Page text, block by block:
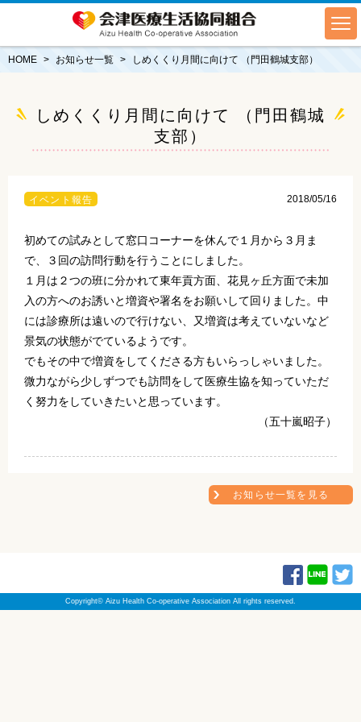
HOME お知らせ一覧 しめくくり月間に向けて （門田鶴城支部）
しめくくり月間に向けて （門田鶴城
支部）
イベント報告 2018/05/16
初めての試みとして窓口コーナーを休んで１月から３月ま
で、３回の訪問行動を行うことにしました。
１月は２つの班に分かれて東年貢方面、花見ヶ丘方面で未加
入の方へのお誘いと増資や署名をお願いして回りました。中
には診療所は遠いので行けない、又増資は考えていないなど
景気の状態がでているようです。
でもその中で増資をしてくださる方もいらっしゃいました。
微力ながら少しずつでも訪問をして医療生協を知っていただ
く努力をしていきたいと思っています。
（五十嵐昭子）
お知らせ一覧を見る
Copyright© Aizu Health Co-operative Association All rights reserved.